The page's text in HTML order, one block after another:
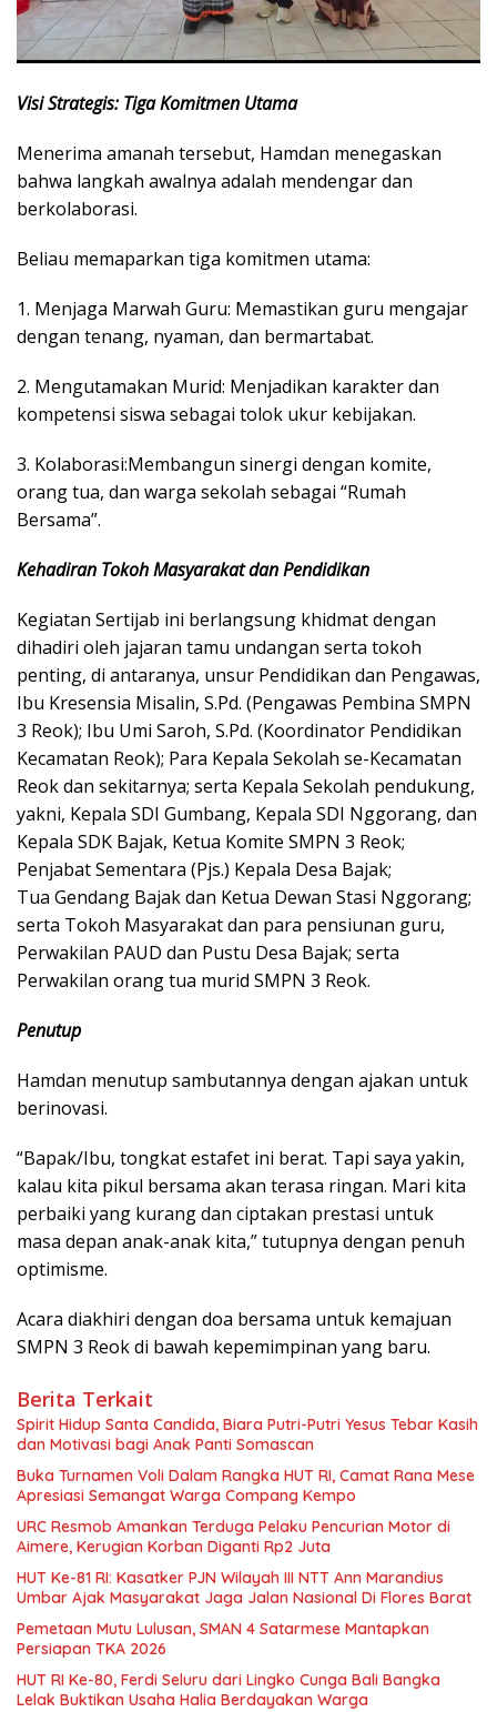
Visi Strategis: Tiga Komitmen Utama
Menerima amanah tersebut, Hamdan menegaskan
bahwa langkah awalnya adalah mendengar dan
berkolaborasi.
Beliau memaparkan tiga komitmen utama:
1. ​Menjaga Marwah Guru: Memastikan guru mengajar
dengan tenang, nyaman, dan bermartabat.
2. ​Mengutamakan Murid: Menjadikan karakter dan
kompetensi siswa sebagai tolok ukur kebijakan.
3. ​Kolaborasi:Membangun sinergi dengan komite,
orang tua, dan warga sekolah sebagai “Rumah
Bersama”.
Kehadiran Tokoh Masyarakat dan Pendidikan
Kegiatan Sertijab ini berlangsung khidmat dengan
dihadiri oleh jajaran tamu undangan serta tokoh
penting, di antaranya, ​unsur Pendidikan dan Pengawas,
Ibu Kresensia Misalin, S.Pd. (Pengawas Pembina SMPN
3 Reok); ​Ibu Umi Saroh, S.Pd. (Koordinator Pendidikan
Kecamatan Reok); ​Para Kepala Sekolah se-Kecamatan
Reok dan sekitarnya; serta ​Kepala Sekolah pendukung,
yakni, Kepala SDI Gumbang, Kepala SDI Nggorang, dan
Kepala SDK Bajak, ​Ketua Komite SMPN 3 Reok; ​
Penjabat Sementara (Pjs.) Kepala Desa Bajak;
​Tua Gendang Bajak dan Ketua Dewan Stasi Nggorang;
serta ​Tokoh Masyarakat dan para pensiunan guru, ​
Perwakilan PAUD dan Pustu Desa Bajak; serta ​
Perwakilan orang tua murid SMPN 3 Reok.
Penutup
Hamdan menutup sambutannya dengan ajakan untuk
berinovasi.
“Bapak/Ibu, tongkat estafet ini berat. Tapi saya yakin,
kalau kita pikul bersama akan terasa ringan. Mari kita
perbaiki yang kurang dan ciptakan prestasi untuk
masa depan anak-anak kita,” tutupnya dengan penuh
optimisme.
​Acara diakhiri dengan doa bersama untuk kemajuan
SMPN 3 Reok di bawah kepemimpinan yang baru.
Berita Terkait
Spirit Hidup Santa Candida, Biara Putri-Putri Yesus Tebar Kasih
dan Motivasi bagi Anak Panti Somascan
Buka Turnamen Voli Dalam Rangka HUT RI, Camat Rana Mese
Apresiasi Semangat Warga Compang Kempo
URC Resmob Amankan Terduga Pelaku Pencurian Motor di
Aimere, Kerugian Korban Diganti Rp2 Juta
HUT Ke-81 RI: Kasatker PJN Wilayah III NTT Ann Marandius
Umbar Ajak Masyarakat Jaga Jalan Nasional Di Flores Barat
Pemetaan Mutu Lulusan, SMAN 4 Satarmese Mantapkan
Persiapan TKA 2026
HUT RI Ke-80, Ferdi Seluru dari Lingko Cunga Bali Bangka
Lelak Buktikan Usaha Halia Berdayakan Warga